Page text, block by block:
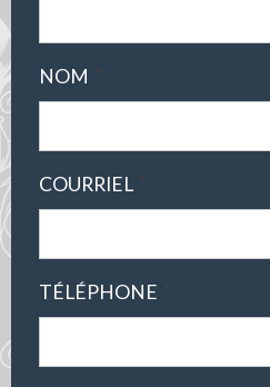
NOM
COURRIEL
TÉLÉPHONE